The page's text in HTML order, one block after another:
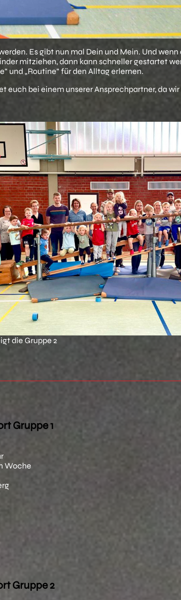
Es gibt nun mal Dein und Mein. Und wenn
mitziehen, dann kann schneller gestartet
und „Routine“ für den Alltag erlernen.
euch bei einem unserer Ansprechpartner, da
die Gruppe 2
Gruppe 1
Woche
Gruppe 2